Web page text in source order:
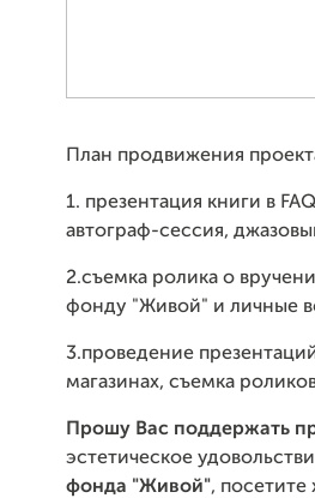
План продвижения
1. презентация книги в
автограф-сессия,
2.съемка ролика о
фонду "Живой" и личные
3.проведение
магазинах, съемка
Прошу Вас поддержать
эстетическое
фонда "Живой",